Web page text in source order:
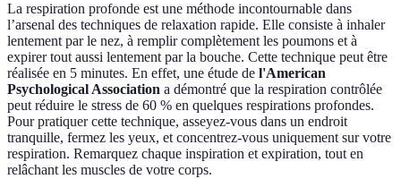
La respiration profonde est une méthode incontournable dans
l’arsenal des techniques de relaxation rapide. Elle consiste à inhaler
lentement par le nez, à remplir complètement les poumons et à
expirer tout aussi lentement par la bouche. Cette technique peut être
réalisée en 5 minutes. En effet, une étude de l'American
Psychological Association a démontré que la respiration contrôlée
peut réduire le stress de 60 % en quelques respirations profondes.
Pour pratiquer cette technique, asseyez-vous dans un endroit
tranquille, fermez les yeux, et concentrez-vous uniquement sur votre
respiration. Remarquez chaque inspiration et expiration, tout en
relâchant les muscles de votre corps.